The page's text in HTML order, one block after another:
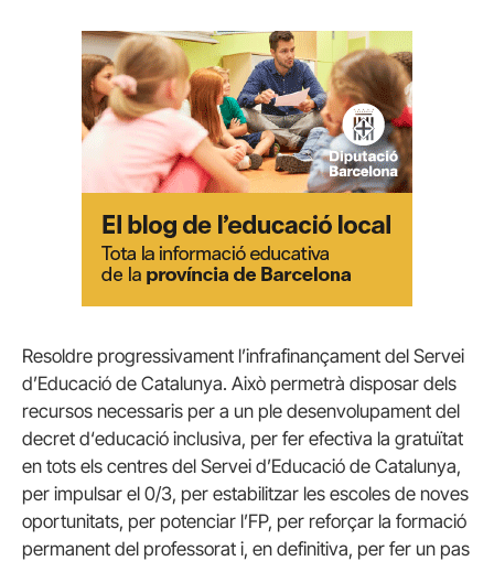
Resoldre progressivament l’infrafinançament del Servei
d’Educació de Catalunya. Això permetrà disposar dels
recursos necessaris per a un ple desenvolupament del
decret d‘educació inclusiva, per fer efectiva la gratuïtat
en tots els centres del Servei d’Educació de Catalunya,
per impulsar el 0/3, per estabilitzar les escoles de noves
oportunitats, per potenciar l’FP, per reforçar la formació
permanent del professorat i, en definitiva, per fer un pas